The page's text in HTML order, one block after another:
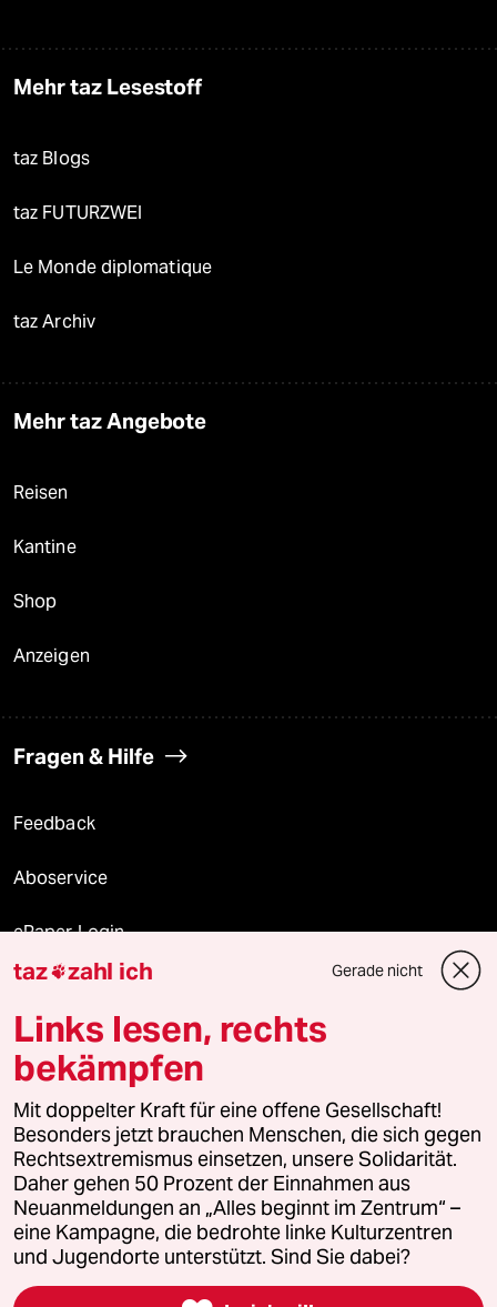
Mehr taz Lesestoff
taz Blogs
taz FUTURZWEI
Le Monde diplomatique
taz Archiv
Mehr taz Angebote
Reisen
Kantine
Shop
Anzeigen
Fragen & Hilfe
Feedback
Aboservice
ePaper Login
Downloads für Abonnierende
© 2026 taz Verlags und Vertriebs GmbH
Alle Rechte vorbehalten. Bei rechtlichen Fragen oder für Genehmigungen
wenden Sie sich bitte an lizenzen@taz.de
Feedback Redaktionsstatut Kommune-Richtlinien
Leitlinie Informant Datenschutz Impressum AGB
Seitenwende Einwilligungen widerrufen (Ads)
taz zahl ich Gerade nicht
Links lesen, rechts
bekämpfen
Mit doppelter Kraft für eine offene Gesellschaft!
Besonders jetzt brauchen Menschen, die sich gegen
Rechtsextremismus einsetzen, unsere Solidarität.
Daher gehen 50 Prozent der Einnahmen aus
Neuanmeldungen an „Alles beginnt im Zentrum“ –
eine Kampagne, die bedrohte linke Kulturzentren
und Jugendorte unterstützt. Sind Sie dabei?